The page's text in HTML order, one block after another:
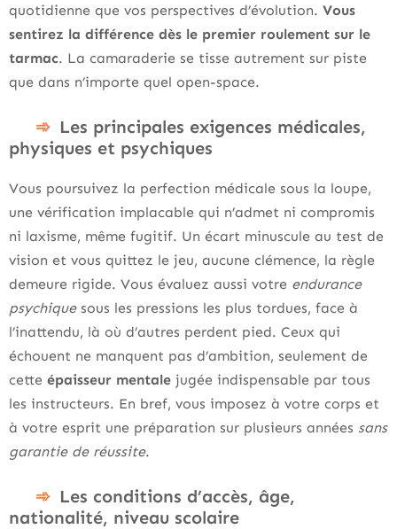
quotidienne que vos perspectives d’évolution. Vous
sentirez la différence dès le premier roulement sur le
tarmac. La camaraderie se tisse autrement sur piste
que dans n’importe quel open-space.
Les principales exigences médicales,
physiques et psychiques
Vous poursuivez la perfection médicale sous la loupe,
une vérification implacable qui n’admet ni compromis
ni laxisme, même fugitif. Un écart minuscule au test de
vision et vous quittez le jeu, aucune clémence, la règle
demeure rigide. Vous évaluez aussi votre endurance
psychiquesous les pressions les plus tordues, face à
l’inattendu, là où d’autres perdent pied. Ceux qui
échouent ne manquent pas d’ambition, seulement de
cette épaisseur mentale jugée indispensable par tous
les instructeurs. En bref, vous imposez à votre corps et
à votre esprit une préparation sur plusieurs années sans
garantie de réussite.
Les conditions d’accès, âge,
nationalité, niveau scolaire